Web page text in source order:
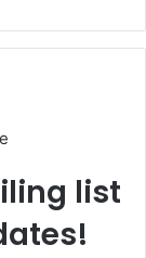
list